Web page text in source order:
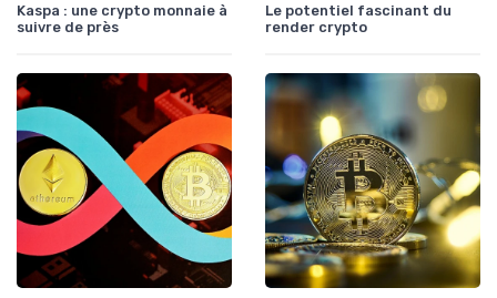
Kaspa : une crypto monnaie à
suivre de près
Le potentiel fascinant du
render crypto